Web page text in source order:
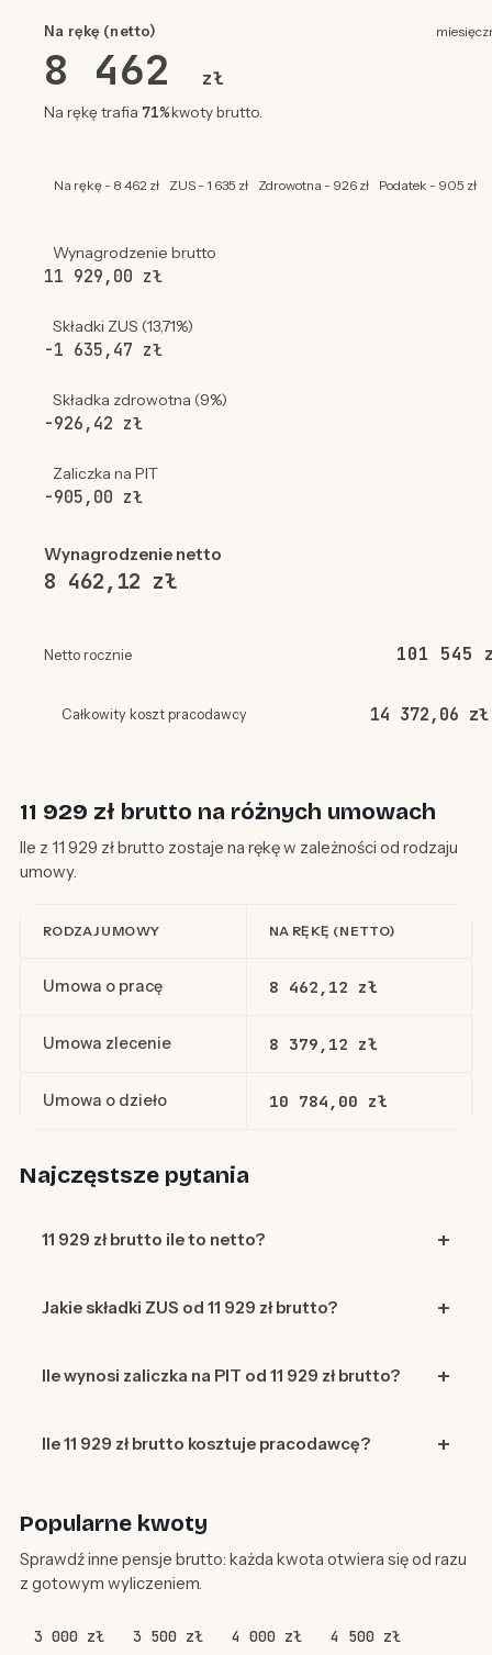
Na rękę (netto)
8 462 zł
Na rękę trafia 71%kwoty brutto.
Na rękę - 8 462 zł ZUS - 1 635 zł Zdrowotna - 926 zł Podatek - 905 zł
Wynagrodzenie brutto
11 929,00 zł
Składki ZUS (13,71%)
-1 635,47 zł
Składka zdrowotna (9%)
-926,42 zł
Zaliczka na PIT
-905,00 zł
Wynagrodzenie netto
8 462,12 zł
Netto rocznie 101 545
Całkowity koszt pracodawcy 14 372,06 zł
11 929 zł brutto na różnych umowach
Ile z 11 929 zł brutto zostaje na rękę w zależności od rodzaju
umowy.
RODZAJ UMOWY NA RĘKĘ (NETTO)
Umowa o pracę 8 462,12 zł
Umowa zlecenie 8 379,12 zł
Umowa o dzieło 10 784,00 zł
Najczęstsze pytania
11 929 zł brutto ile to netto?
Jakie składki ZUS od 11 929 zł brutto?
Ile wynosi zaliczka na PIT od 11 929 zł brutto?
Ile 11 929 zł brutto kosztuje pracodawcę?
Popularne kwoty
Sprawdź inne pensje brutto: każda kwota otwiera się od razu
z gotowym wyliczeniem.
3 000 zł 3 500 zł 4 000 zł 4 500 zł